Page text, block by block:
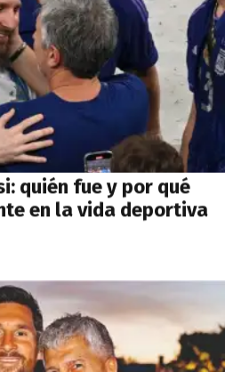
quién fue y por qué
en la vida deportiva